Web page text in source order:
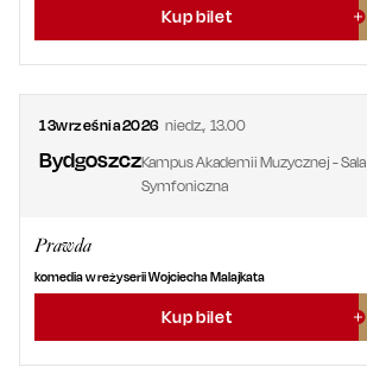
Kup bilet
13września2026 niedz., 13.00
BydgoszczKampus Akademii Muzycznej - Sala
Symfoniczna
Prawda
komedia w reżyserii Wojciecha Malajkata
Kup bilet